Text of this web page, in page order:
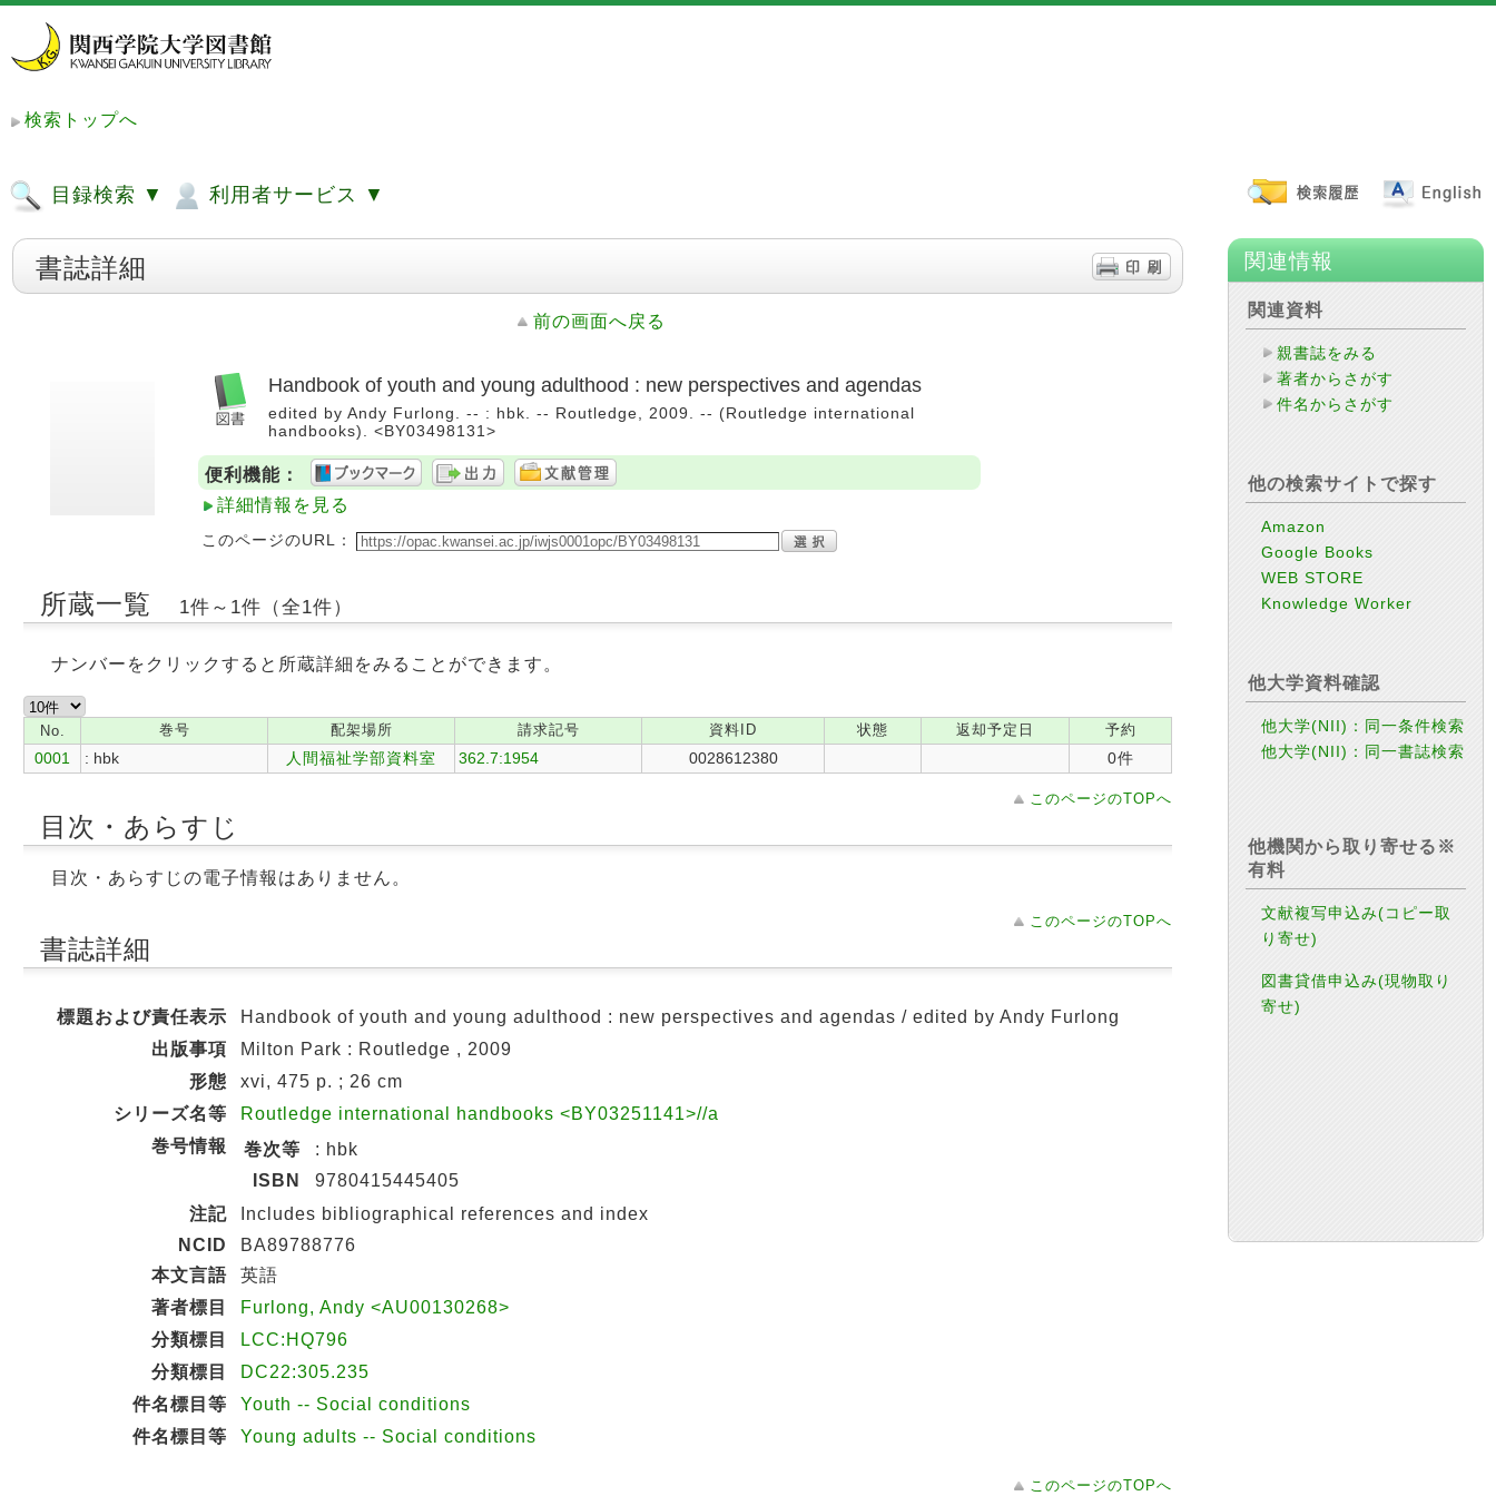
検索トップへ
目録検索 ▼ 利用者サービス ▼
書誌詳細
前の画面へ戻る
Handbook of youth and young adulthood : new perspectives and agendas
edited by Andy Furlong. -- : hbk. -- Routledge, 2009. -- (Routledge international
handbooks). <BY03498131>
便利機能：
詳細情報を見る
このページのURL：
所蔵一覧 1件～1件（全1件）
ナンバーをクリックすると所蔵詳細をみることができます。
No. 巻号 配架場所 請求記号 資料ID 状態 返却予定日 予約
0001 : hbk 人間福祉学部資料室 362.7:1954 0028612380 0件
このページのTOPへ
目次・あらすじ
目次・あらすじの電子情報はありません。
このページのTOPへ
書誌詳細
標題および責任表示
Handbook of youth and young adulthood : new perspectives and agendas / edited by Andy Furlong
出版事項
Milton Park : Routledge , 2009
形態
xvi, 475 p. ; 26 cm
シリーズ名等
Routledge international handbooks <BY03251141>//a
巻号情報
巻次等
: hbk
ISBN
9780415445405
注記
Includes bibliographical references and index
NCID
BA89788776
本文言語
英語
著者標目
Furlong, Andy <AU00130268>
分類標目
LCC:HQ796
分類標目
DC22:305.235
件名標目等
Youth -- Social conditions
件名標目等
Young adults -- Social conditions
このページのTOPへ
関連情報
関連資料
親書誌をみる
著者からさがす
件名からさがす
他の検索サイトで探す
Amazon
Google Books
WEB STORE
Knowledge Worker
他大学資料確認
他大学(NII)：同一条件検索
他大学(NII)：同一書誌検索
他機関から取り寄せる※
有料
文献複写申込み(コピー取
り寄せ)
図書貸借申込み(現物取り
寄せ)